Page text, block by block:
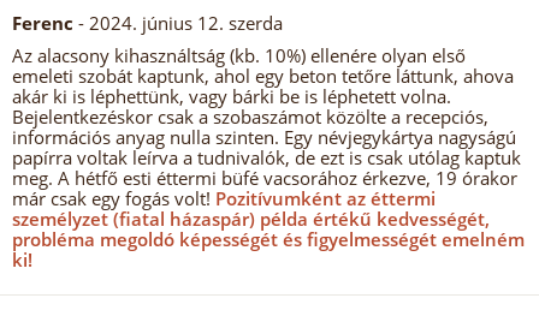
Ferenc - 2024. június 12. szerda
Az alacsony kihasználtság (kb. 10%) ellenére olyan első
emeleti szobát kaptunk, ahol egy beton tetőre láttunk, ahova
akár ki is léphettünk, vagy bárki be is léphetett volna.
Bejelentkezéskor csak a szobaszámot közölte a recepciós,
információs anyag nulla szinten. Egy névjegykártya nagyságú
papírra voltak leírva a tudnivalók, de ezt is csak utólag kaptuk
meg. A hétfő esti éttermi büfé vacsorához érkezve, 19 órakor
már csak egy fogás volt! Pozitívumként az éttermi
személyzet (fiatal házaspár) példa értékű kedvességét,
probléma megoldó képességét és figyelmességét emelném
ki!